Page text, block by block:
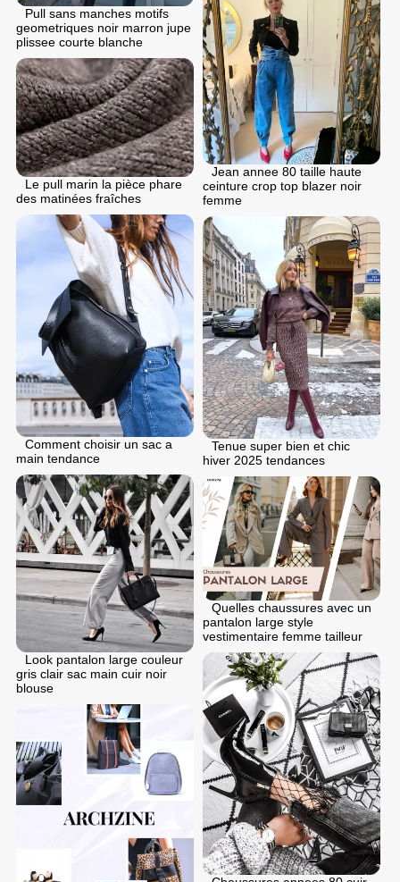
Pull sans manches motifs
geometriques noir marron jupe
plissee courte blanche
Jean annee 80 taille haute
ceinture crop top blazer noir
femme
Le pull marin la pièce phare
des matinées fraîches
Comment choisir un sac a
main tendance
Tenue super bien et chic
hiver 2025 tendances
Look pantalon large couleur
gris clair sac main cuir noir
blouse
Quelles chaussures avec un
pantalon large style
vestimentaire femme tailleur